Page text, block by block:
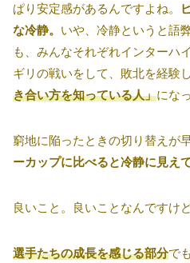
ぱり安定感があるんですよね。
な冷静。 いや、冷静というと語
も、みんなそれぞれインターハ
ギリの戦いをして、敗北を経験
き合い方を知っている人」にな
窮地に陥ったときの切り替えが
ーカップに比べると冷静に見え
良いこと。良いことなんですけ
選手たちの成長を感じる部分で